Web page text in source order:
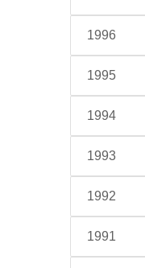
1996
1995
1994
1993
1992
1991